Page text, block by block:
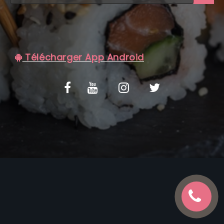
C.G.V
Télécharger App Android